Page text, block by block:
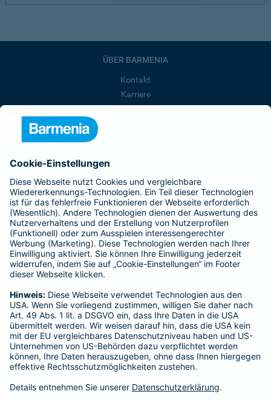
ÜBER BARMENIA
Kontakt
Karriere
Barmenia ist Teil der BarmeniaGothaer
BELIEBTE SEITEN
Kranken-Zusatzversicherung
Tierversicherungen
Haftpflichtversicherung
Hausratversicherung
Adresse ändern
Schaden melden
Kilometerstandsmeldung
Serviceübersicht